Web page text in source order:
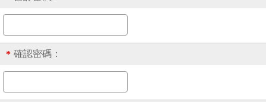
* 確認密碼：